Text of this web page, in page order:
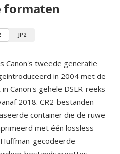
formaten
JP2
Canon's tweede generatie
in 2004 met de
Canon's gehele DSLR-reeks
2018. CR2-bestanden
container die de ruwe
met één lossless
gecodeerde